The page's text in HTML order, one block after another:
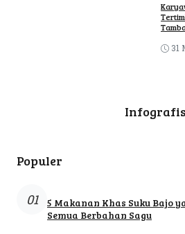
31
Infografis
Populer
01
5 Makanan Khas Suku Bajo
Semua Berbahan Sagu